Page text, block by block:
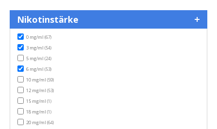
Nikotinstärke
0 mg/ml(67)items
3 mg/ml(54)items
5 mg/ml(24)items
6 mg/ml(53)items
10 mg/ml(59)items
12 mg/ml(53)items
15 mg/ml(1)item
18 mg/ml(1)item
20 mg/ml(64)items